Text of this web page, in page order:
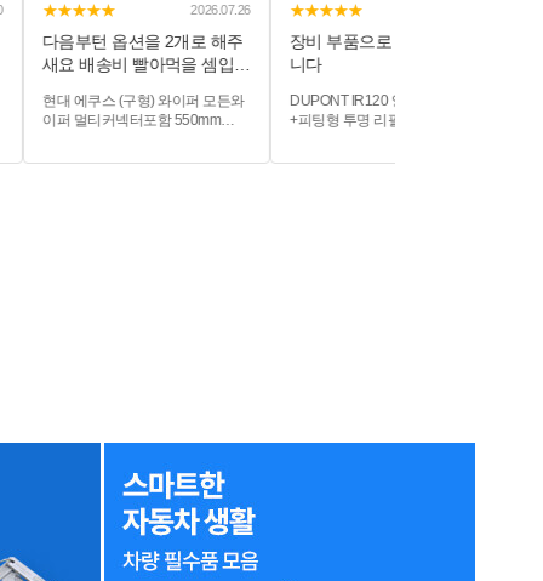
★★★★★ 2026.07.26
다음부턴 옵션을 2개로 해주
새요 배송비 빨아먹을 셈입
현대 에쿠스 (구형) 와이퍼 모든와
이퍼 멀티커넥터포함 550mm
★★★★★
장비 부품으로 잘 쓰고 있습
니다
DUPONT IR120 양이온교환수지
+피팅형 투명 리필카트리지